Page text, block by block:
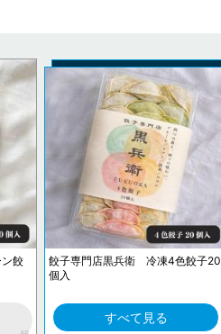
餃
餃子専門店黒兵衛 冷凍4色餃子20
個入
すべて見る